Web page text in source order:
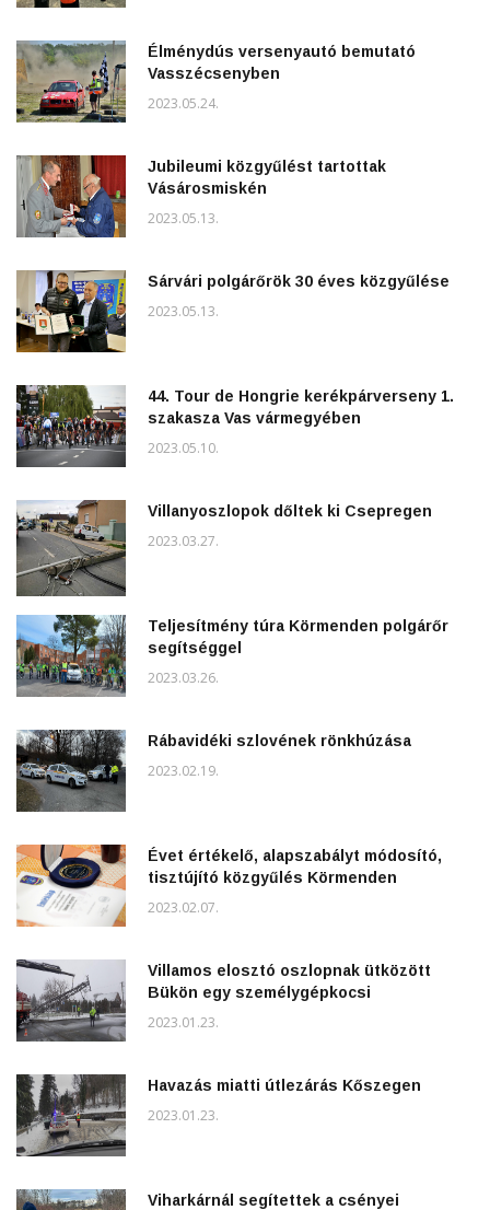
Élménydús versenyautó bemutató
Vasszécsenyben
2023.05.24.
Jubileumi közgyűlést tartottak
Vásárosmiskén
2023.05.13.
Sárvári polgárőrök 30 éves közgyűlése
2023.05.13.
44. Tour de Hongrie kerékpárverseny 1.
szakasza Vas vármegyében
2023.05.10.
Villanyoszlopok dőltek ki Csepregen
2023.03.27.
Teljesítmény túra Körmenden polgárőr
segítséggel
2023.03.26.
Rábavidéki szlovének rönkhúzása
2023.02.19.
Évet értékelő, alapszabályt módosító,
tisztújító közgyűlés Körmenden
2023.02.07.
Villamos elosztó oszlopnak ütközött
Bükön egy személygépkocsi
2023.01.23.
Havazás miatti útlezárás Kőszegen
2023.01.23.
Viharkárnál segítettek a csényei